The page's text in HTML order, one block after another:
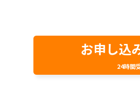
お申し込
24時間